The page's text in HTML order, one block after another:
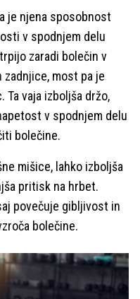
je njena sposobnost
v spodnjem delu
zaradi bolečin v
most pa je
Ta vaja izboljša držo,
v spodnjem delu
bolečine.
mišice, lahko izboljša
pritisk na hrbet.
povečuje gibljivost in
bolečine.